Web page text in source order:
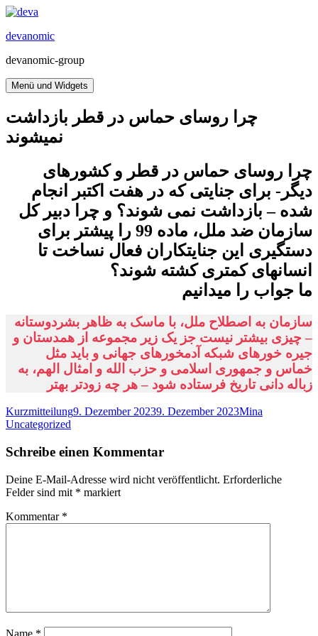
Zum
springen
devanomic
devanomic-group
Menü und Widgets
چرا روسای حماس در قطر بازداشت
نمیشوند
چرا روسای حماس در قطر و کشورهای
دیگر- برای جنایتی که در هفت اکتبر انجام
شده – بازداشت نمی شوند؟ و چرا دبیر کل
سازمان ضد ملل، ماده 99 را پیشتر برای
دستگیری این جنایتکاران فعال نساخت تا
انسانهای کمتری کشته شوند؟
ما جواب را میدانیم
سازمان به اصطلاح ملل، با ماسک به ظاهر بشردوستانه
– چیزی بیشتر نیست جز یک زیر مجموعه از همدستان و
جیره خورهای شبکه آدمخورهای جهانی و باید مثل
خماس و جمهوری اسلامی و حزب الله و امثال الهم، به
زباله دانی تاریخ فرستاده شود – هر چه زودتر بهتر
Format
KurzmitteilungVeröffentlicht
9. Dezember 20239. Dezember 2023Autor
Mina
Uncategorized
Schreibe einen Kommentar
Deine E-Mail-Adresse wird nicht veröffentlicht. Erforderliche
Felder sind mit * markiert
Kommentar *
Name *